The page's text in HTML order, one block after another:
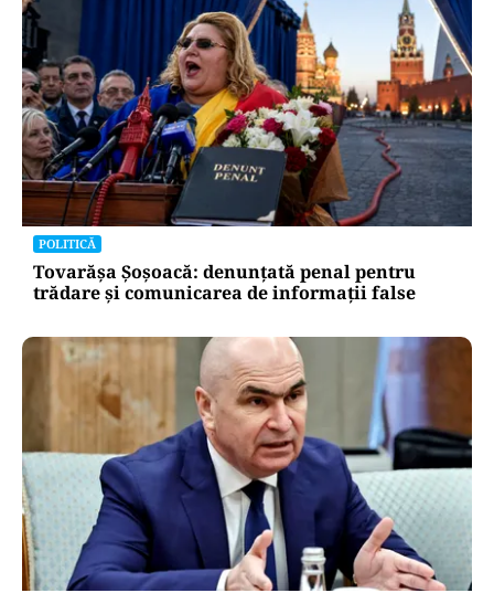
POLITICĂ
Tovarășa Șoșoacă: denunțată penal pentru
trădare și comunicarea de informații false